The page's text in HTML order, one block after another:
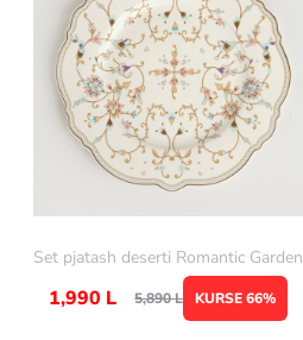
Set pjatash deserti Romantic Garden
KURSE 66%
5,890L
1,990 L